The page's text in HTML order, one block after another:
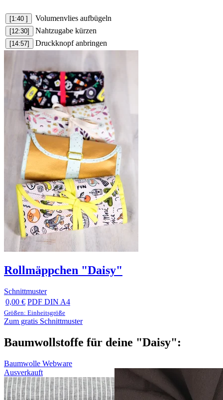
[1:40 ] Volumenvlies aufbügeln
[12:30] Nahtzugabe kürzen
[14:57] Druckknopf anbringen
Rollmäppchen "Daisy"
Schnittmuster
0,00 € PDF DIN A4
Größen: Einheitsgröße
Zum gratis Schnittmuster
Baumwollstoffe für deine "Daisy":
Baumwolle Webware
Ausverkauft